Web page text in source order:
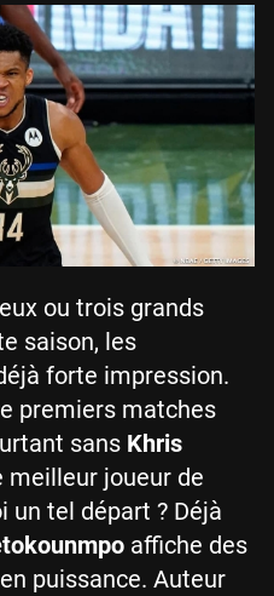
ou trois grands
saison, les
forte impression.
premiers matches
sans Khris
meilleur joueur de
un tel départ ? Déjà
affiche des
puissance. Auteur